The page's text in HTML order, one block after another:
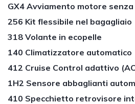
GX4 Avviamento motore senza
256 Kit flessibile nel bagagliaio
318 Volante in ecopelle
140 Climatizzatore automatico
412 Cruise Control adattivo
1H2 Sensore abbaglianti
410 Specchietto retrovisore